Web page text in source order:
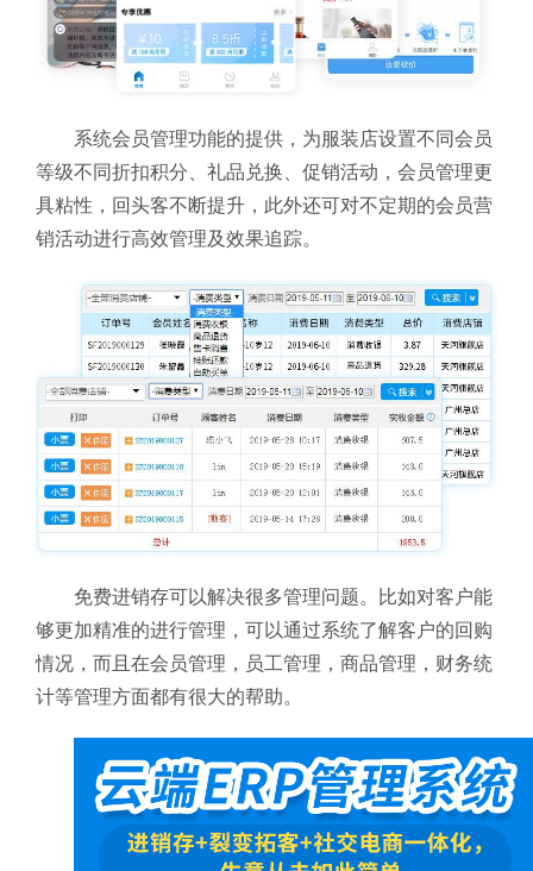
系统会员管理功能的提供，为服装店设置不同会员
等级不同折扣积分、礼品兑换、促销活动，会员管理更
具粘性，回头客不断提升，此外还可对不定期的会员营
销活动进行高效管理及效果追踪。
免费进销存可以解决很多管理问题。比如对客户能
够更加精准的进行管理，可以通过系统了解客户的回购
情况，而且在会员管理，员工管理，商品管理，财务统
计等管理方面都有很大的帮助。